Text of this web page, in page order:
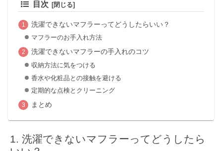
目次
洗濯できないマフラーってどうしたらいい？
マフラーのお手入れ方法
洗濯できないマフラーの手入れのコツ
収納方法に気をつける
香水や化粧品との接触を避ける
定期的な点検とクリーニング
まとめ
洗濯できないマフラーってどうしたら